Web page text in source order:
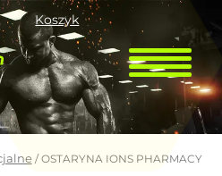
Koszyk
/ OSTARYNA IONS PHARMACY